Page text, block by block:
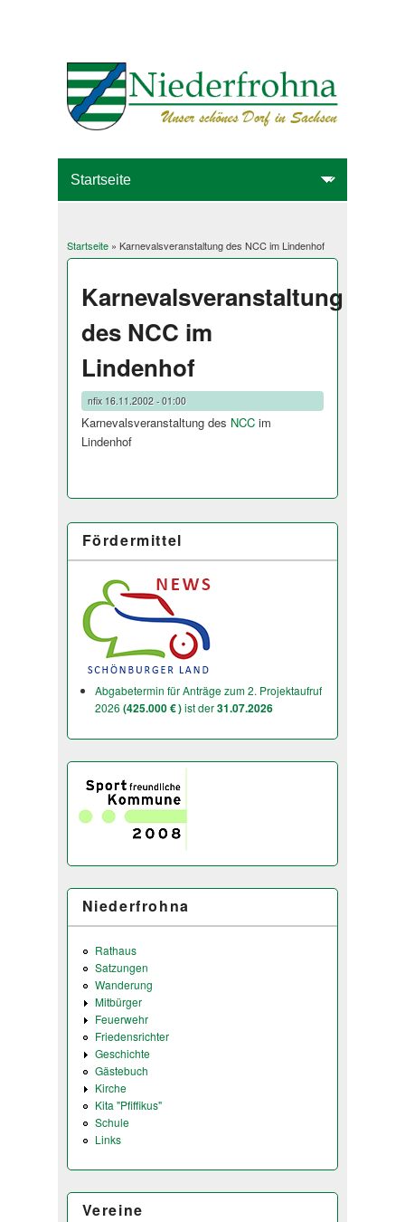
Sie sind hier
Startseite» Karnevalsveranstaltung des NCC im Lindenhof
Karnevalsveranstaltung
des NCC im
Lindenhof
nfix16.11.2002 - 01:00
Karnevalsveranstaltung des NCCim
Lindenhof
Fördermittel
Abgabetermin für Anträge zum 2. Projektaufruf
2026 (425.000 € )ist der31.07.2026
Niederfrohna
Rathaus
Satzungen
Wanderung
Mitbürger
Feuerwehr
Friedensrichter
Geschichte
Gästebuch
Kirche
Kita "Pfiffikus"
Schule
Links
Vereine